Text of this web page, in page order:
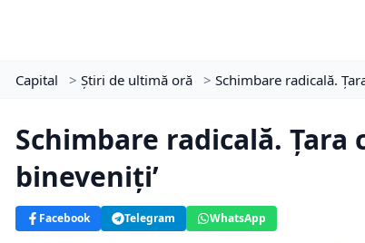
Capital > Știri de ultimă oră > Schimbare radicală.
Schimbare radicală.
bineveniți’
Facebook Telegram WhatsApp